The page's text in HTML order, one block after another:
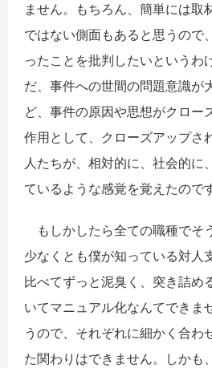
ません。もちろん、簡単には取
ではない側面もあると思うので
ったことを批判したいというわ
だ、事件への世間の問題意識が
ど、事件の原因や思想がクロー
作用として、クローズアップさ
人たちが、相対的に、社会的に
ているような感覚を覚えたので
もしかしたら全ての職種でそ
少なくとも僕が知っている対人
比べてずっと泥臭く、突き詰め
いてマニュアル化なんてできま
うので、それぞれに細かく合わ
た関わりはできません。しかも